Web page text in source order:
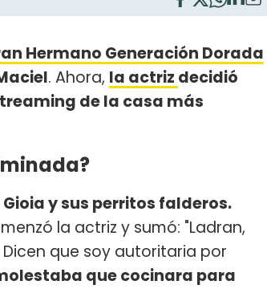
Hermano Generación Dorada
. Ahora, la actriz decidió
de la casa más
y sus perritos falderos.
la actriz y sumó: "Ladran,
que soy autoritaria por
que cocinara para